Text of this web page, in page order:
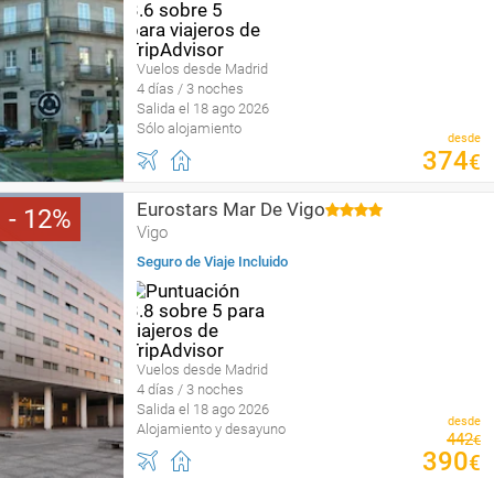
Vuelos desde Madrid
4 días / 3 noches
Salida el 18 ago 2026
Sólo alojamiento
desde
374€
12 Eurostars Mar De Vigo
Vigo
Seguro de Viaje Incluido
Vuelos desde Madrid
4 días / 3 noches
Salida el 18 ago 2026
Alojamiento y desayuno
desde
442€
390€